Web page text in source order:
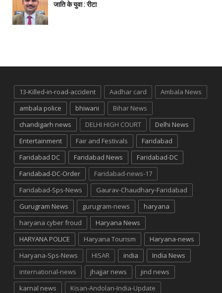
जाति के युवा : रीटा
13-Killed-in-road-accident Aadhar card
Ambala News
ambala police
bhiwani
Bihar News
chandigarh news
DELHI HIGH COURT
Delhi News
Entertainment
Fair and Festivals
Faridabad
Faridabad DC
Faridabad News
Faridabad-DC
Faridabad-DC-Order
Faridabad-news-17
Faridabad-Sps-News
Gaurav-Chaudhary-Faridabad
Gurugram News
gurugram-news
haryana
haryana cyber froud
Haryana News
HARYANA POLICE
Haryana Tourism
Haryana-news
Haryana-Sps-News
HISAR india
India News
international-news
jhajjar news
jind news
karnal news
Kisan-Andolan-India-Update